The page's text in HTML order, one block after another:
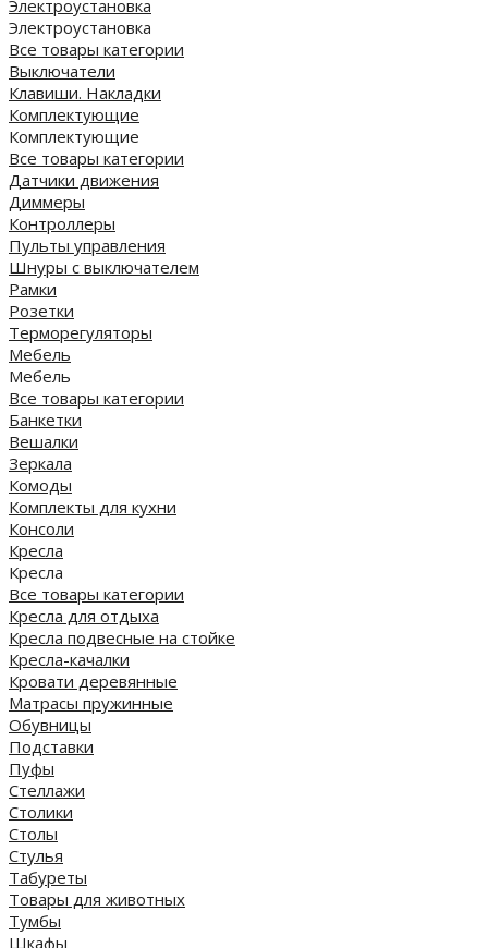
Электроустановка
Электроустановка
Все товары категории
Выключатели
Клавиши. Накладки
Комплектующие
Комплектующие
Все товары категории
Датчики движения
Диммеры
Контроллеры
Пульты управления
Шнуры с выключателем
Рамки
Розетки
Терморегуляторы
Мебель
Мебель
Все товары категории
Банкетки
Вешалки
Зеркала
Комоды
Комплекты для кухни
Консоли
Кресла
Кресла
Все товары категории
Кресла для отдыха
Кресла подвесные на стойке
Кресла-качалки
Кровати деревянные
Матрасы пружинные
Обувницы
Подставки
Пуфы
Стеллажи
Столики
Столы
Стулья
Табуреты
Товары для животных
Тумбы
Шкафы